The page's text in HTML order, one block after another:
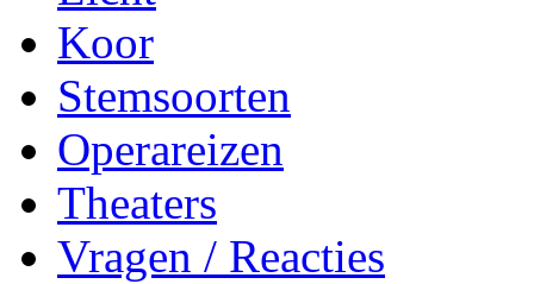
Koor
Stemsoorten
Operareizen
Theaters
Vragen / Reacties